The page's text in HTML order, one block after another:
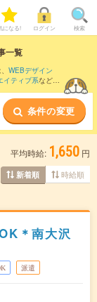
になる! ログイン 検索
一覧
WEBデザイン
イティブ系などが
条件の変更
平均時給: 1,650 円
新着順 時給順
＊南大沢
派遣